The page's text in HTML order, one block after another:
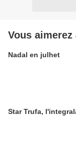
Vous aimerez
Nadal en julhet
Star Trufa,